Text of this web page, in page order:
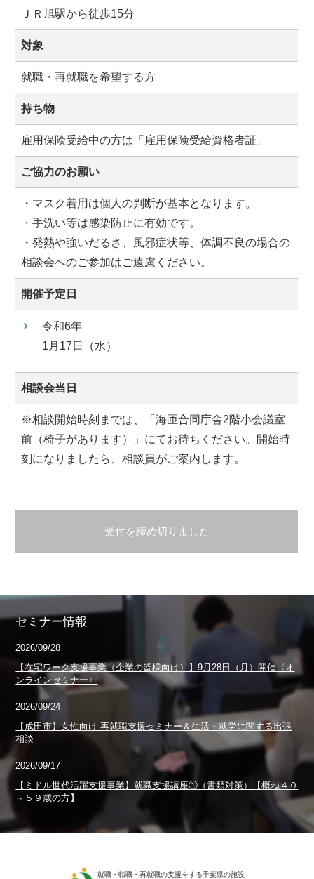
ＪＲ旭駅から徒歩15分
対象
就職・再就職を希望する方
持ち物
雇用保険受給中の方は「雇用保険受給資格者証」
ご協力のお願い
・マスク着用は個人の判断が基本となります。
・手洗い等は感染防止に有効です。
・発熱や強いだるさ、風邪症状等、体調不良の場合の
相談会へのご参加はご遠慮ください。
開催予定日
令和6年
1月17日（水）
相談会当日
※相談開始時刻までは、「海匝合同庁舎2階小会議室
前（椅子があります）」にてお待ちください。開始時
刻になりましたら、相談員がご案内します。
受付を締め切りました
セミナー情報
2026/09/28
【在宅ワーク支援事業（企業の皆様向け）】9月28日（月）開催〈オ
ンラインセミナー〉
2026/09/24
【成田市】女性向け 再就職支援セミナー＆生活・就労に関する出張
相談
2026/09/17
【ミドル世代活躍支援事業】就職支援講座①（書類対策）【概ね４０
～５９歳の方】
就職・転職・再就職の支援をする千葉県の施設